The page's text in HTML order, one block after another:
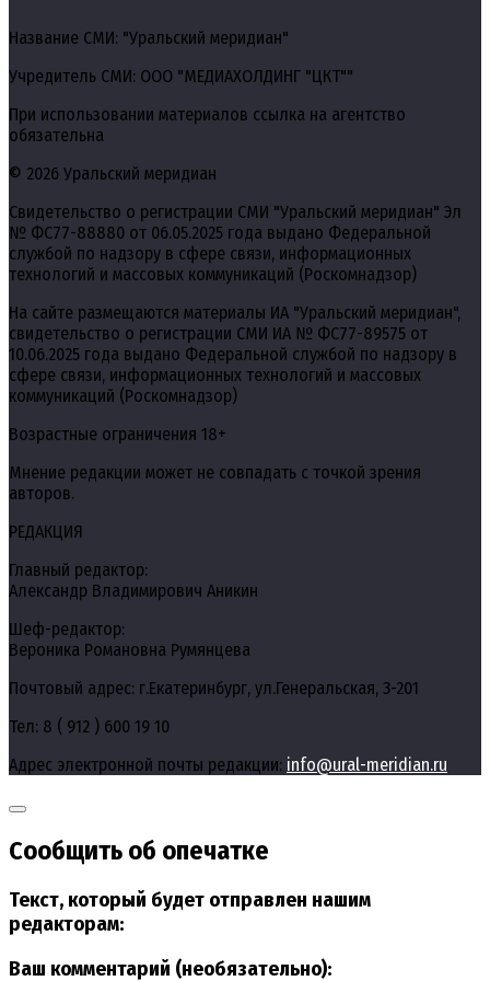
Название СМИ: "Уральский меридиан"
Учредитель СМИ: ООО "МЕДИАХОЛДИНГ "ЦКТ""
При использовании материалов ссылка на агентство
обязательна
© 2026 Уральский меридиан
Свидетельство о регистрации СМИ "Уральский меридиан" Эл
№ ФС77-88880 от 06.05.2025 года выдано Федеральной
службой по надзору в сфере связи, информационных
технологий и массовых коммуникаций (Роскомнадзор)
На сайте размещаются материалы ИА "Уральский меридиан",
свидетельство о регистрации СМИ ИА № ФС77-89575 от
10.06.2025 года выдано Федеральной службой по надзору в
сфере связи, информационных технологий и массовых
коммуникаций (Роскомнадзор)
Возрастные ограничения 18+
Мнение редакции может не совпадать с точкой зрения
авторов.
РЕДАКЦИЯ
Главный редактор:
Александр Владимирович Аникин
Шеф-редактор:
Вероника Романовна Румянцева
Почтовый адрес: г.Екатеринбург, ул.Генеральская, 3-201
Тел: 8 ( 912 ) 600 19 10
Адрес электронной почты редакции: info@ural-meridian.ru
Сообщить об опечатке
Текст, который будет отправлен нашим
редакторам:
Ваш комментарий (необязательно):